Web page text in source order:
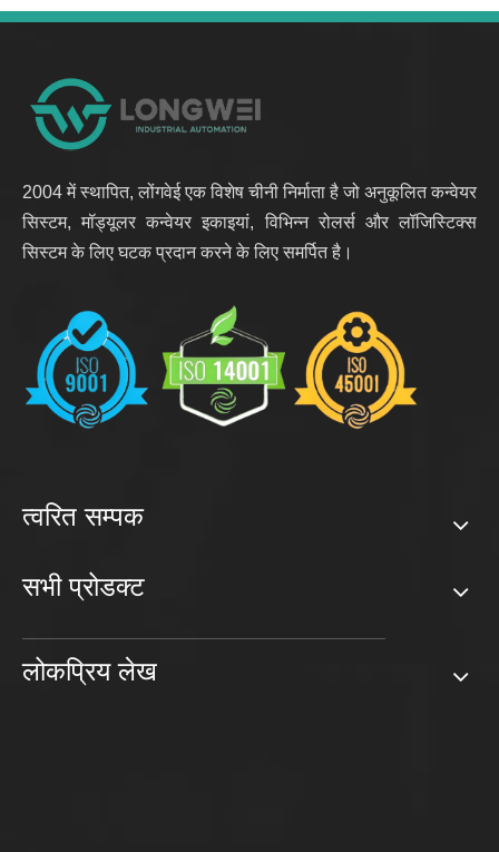
2004 में स्थापित, लोंगवेई एक विशेष चीनी निर्माता है जो अनुकूलित कन्वेयर
सिस्टम, मॉड्यूलर कन्वेयर इकाइयां, विभिन्न रोलर्स और लॉजिस्टिक्स
सिस्टम के लिए घटक प्रदान करने के लिए समर्पित है।
त्वरित सम्पक
सभी प्रोडक्ट
लोकप्रिय लेख